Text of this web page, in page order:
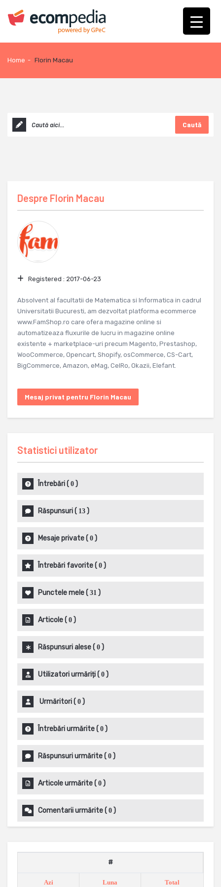
Home - Florin Macau
Caută
Despre Florin Macau
Registered : 2017-06-23
Absolvent al facultatii de Matematica si Informatica in cadrul
Universitatii Bucuresti, am dezvoltat platforma ecommerce
www.FamShop.ro care ofera magazine online si
automatizeaza fluxurile de lucru in magazine online
existente + marketplace-uri precum Magento, Prestashop,
WooCommerce, Opencart, Shopify, osCommerce, CS-Cart,
BigCommerce, Amazon, eMag, CelRo, Okazii, Elefant.
Mesaj privat pentru Florin Macau
Statistici utilizator
Întrebări( 0 )
Răspunsuri( 13 )
Mesaje private( 0 )
Întrebări favorite( 0 )
Punctele mele( 31 )
Articole( 0 )
Răspunsuri alese( 0 )
Utilizatori urmăriți( 0 )
Urmăritori( 0 )
Întrebări urmărite( 0 )
Răspunsuri urmărite( 0 )
Articole urmărite( 0 )
Comentarii urmărite( 0 )
#
Azi Luna Total